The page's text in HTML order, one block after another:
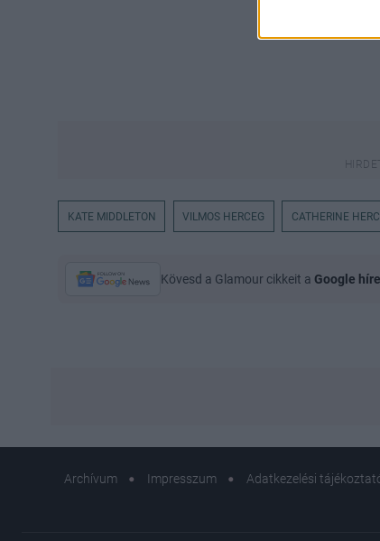
KATE MIDDLETON VILMOS HERCEG CATHERINE
Kövesd a Glamour cikkeit a Google
Archívum Impresszum Adatkezelési